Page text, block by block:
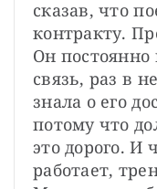
сказав, что
контракту.
Он
связь, раз в
знала о его
потому что
это дорого. И
работает,